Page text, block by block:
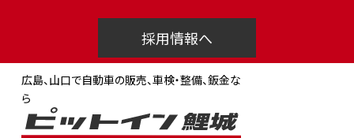
採用情報へ
広島、山口で自動車の販売、車検・整備、鈑金な
ら